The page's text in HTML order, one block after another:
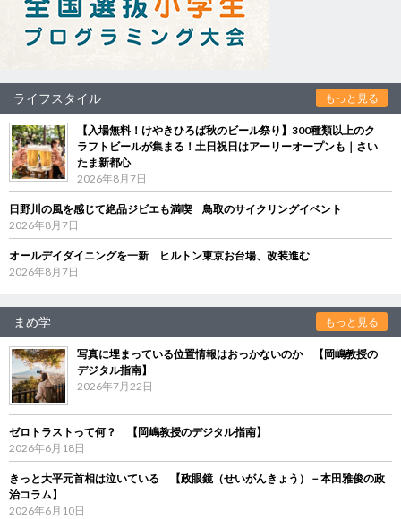
ライフスタイル もっと見る
【入場無料！けやきひろば秋のビール祭り】300種類以上のク
ラフトビールが集まる！土日祝日はアーリーオープンも｜さい
たま新都心
2026年8月7日
日野川の風を感じて絶品ジビエも満喫 鳥取のサイクリングイベント
2026年8月7日
オールデイダイニングを一新 ヒルトン東京お台場、改装進む
2026年8月7日
まめ学 もっと見る
写真に埋まっている位置情報はおっかないのか 【岡嶋教授の
デジタル指南】
2026年7月22日
ゼロトラストって何？ 【岡嶋教授のデジタル指南】
2026年6月18日
きっと大平元首相は泣いている 【政眼鏡（せいがんきょう）－本田雅俊の政
治コラム】
2026年6月10日